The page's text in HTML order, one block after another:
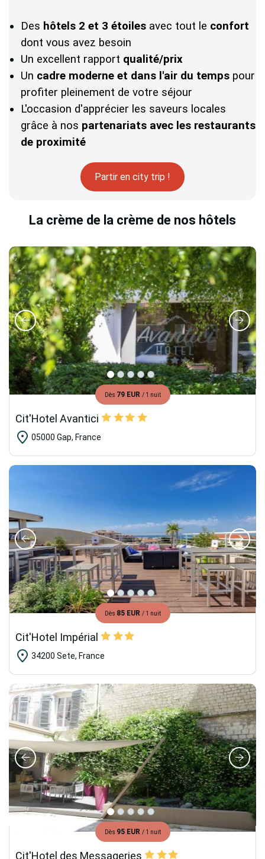
Des hôtels 2 et 3 étoiles avec tout le confort
dont vous avez besoin
Un excellent rapport qualité/prix
Un cadre moderne et dans l'air du temps pour
profiter pleinement de votre séjour
L'occasion d'apprécier les saveurs locales
grâce à nos partenariats avec les restaurants
de proximité
Partir en city trip !
La crème de la crème de nos hôtels
Dès 79 EUR / 1 nuit
Cit'Hotel Avantici
05000 Gap, France
Dès 85 EUR / 1 nuit
Cit'Hotel Impérial
34200 Sete, France
Dès 95 EUR / 1 nuit
Cit'Hotel des Messageries